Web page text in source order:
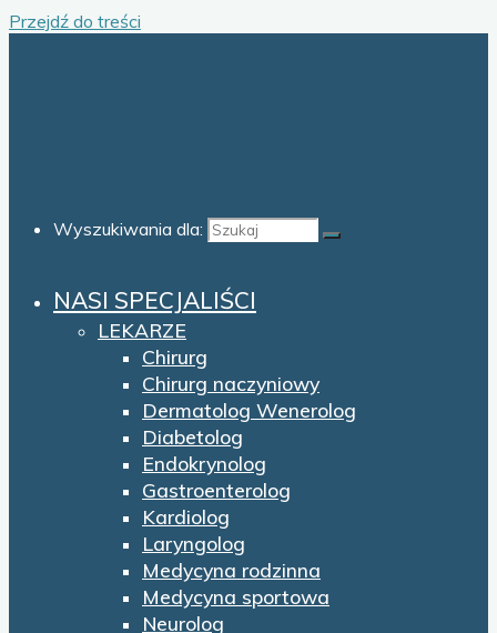
Przejdź do treści
Wyszukiwania dla:
NASI SPECJALIŚCI
LEKARZE
Chirurg
Chirurg naczyniowy
Dermatolog Wenerolog
Diabetolog
Endokrynolog
Gastroenterolog
Kardiolog
Laryngolog
Medycyna rodzinna
Medycyna sportowa
Neurolog